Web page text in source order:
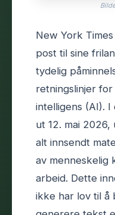
New York
post til sine
tydelig
retningslinjer
intelligens (AI).
ut 12. mai
alt innsendt
av menneskelig
arbeid. Dette
ikke har lov til